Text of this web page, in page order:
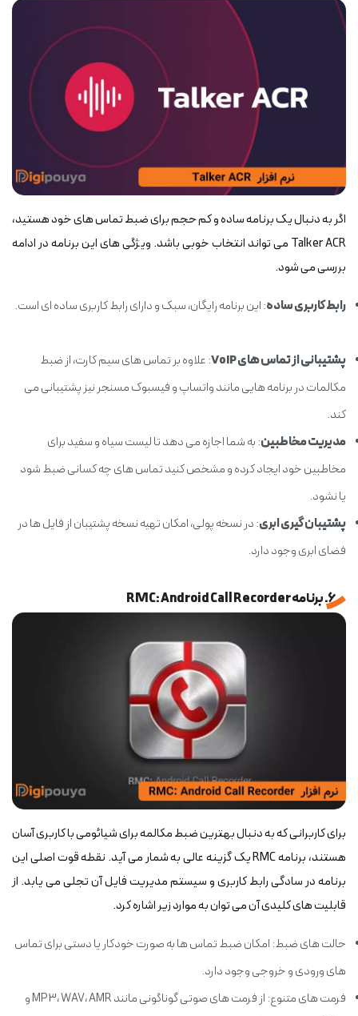
اگر به دنبال یک برنامه ساده و کم حجم برای ضبط تماس های خود هستید،
Talker ACR می تواند انتخاب خوبی باشد. ویژگی های این برنامه در ادامه
بررسی می شود.
رابط کاربری ساده: این برنامه رایگان، سبک و دارای رابط کاربری ساده ای است.
پشتیبانی از تماس های VoIP
: علاوه بر تماس های سیم کارت، از ضبط
مکالمات در برنامه هایی مانند واتساپ و فیسبوک مسنجر نیز پشتیبانی می
کند.
مدیریت مخاطبین: به شما اجازه می دهد تا لیست سیاه و سفید برای
مخاطبین خود ایجاد کرده و مشخص کنید تماس های چه کسانی ضبط شود
یا نشود.
پشتیبان گیری ابری: در نسخه پولی، امکان تهیه نسخه پشتیبان از فایل ها در
فضای ابری وجود دارد.
6. برنامه RMC: Android Call Recorder
برای کاربرانی که به دنبال بهترین ضبط مکالمه برای شیائومی با کاربری آسان
هستند، برنامه RMC یک گزینه عالی به شمار می آید. نقطه قوت اصلی این
برنامه در سادگی رابط کاربری و سیستم مدیریت فایل آن تجلی می یابد. از
قابلیت های کلیدی آن می توان به موارد زیر اشاره کرد.
حالت های ضبط: امکان ضبط تماس ها به صورت خودکار یا دستی برای تماس
های ورودی و خروجی وجود دارد.
فرمت های متنوع: از فرمت های صوتی گوناگونی مانند MP3، WAV، AMR و